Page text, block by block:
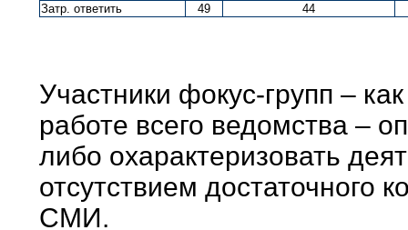
Затр. ответить
49 44
Участники фокус-групп –
работе всего ведомства –
либо охарактеризовать
отсутствием достаточного
СМИ.